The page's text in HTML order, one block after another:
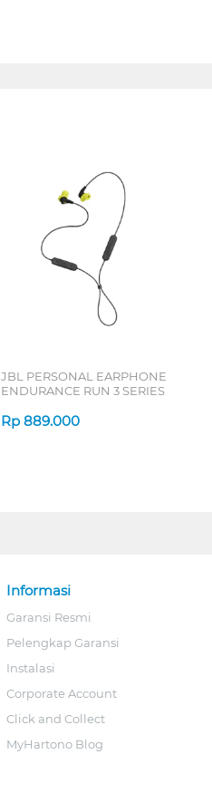
JBL PERSONAL EARPHONE
ENDURANCE RUN 3 SERIES
Rp 889.000
Informasi
Garansi Resmi
Pelengkap Garansi
Instalasi
Corporate Account
Click and Collect
MyHartono Blog